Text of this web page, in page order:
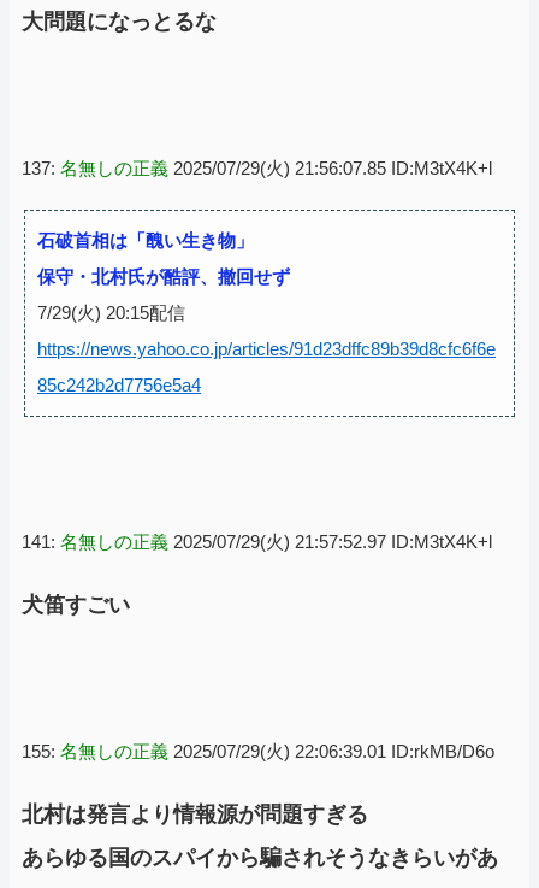
大問題になっとるな
137: 名無しの正義 2025/07/29(火) 21:56:07.85 ID:M3tX4K+l
石破首相は「醜い生き物」
保守・北村氏が酷評、撤回せず
7/29(火) 20:15配信
https://news.yahoo.co.jp/articles/91d23dffc89b39d8cfc6f6e
85c242b2d7756e5a4
141: 名無しの正義 2025/07/29(火) 21:57:52.97 ID:M3tX4K+l
犬笛すごい
155: 名無しの正義 2025/07/29(火) 22:06:39.01 ID:rkMB/D6o
北村は発言より情報源が問題すぎる
あらゆる国のスパイから騙されそうなきらいがあ